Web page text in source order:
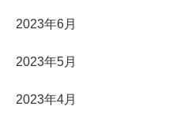
2023年6月
2023年5月
2023年4月